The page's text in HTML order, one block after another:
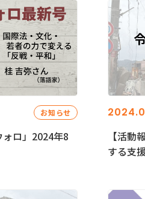
お知らせ
ロ」2024年8
【活動
する支